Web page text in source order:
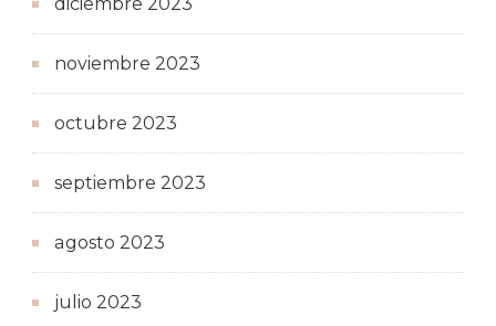
noviembre 2023
octubre 2023
septiembre 2023
agosto 2023
julio 2023